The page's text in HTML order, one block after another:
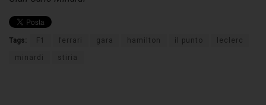
Tags: F1 ferrari gara hamilton il punto leclerc
minardi stiria